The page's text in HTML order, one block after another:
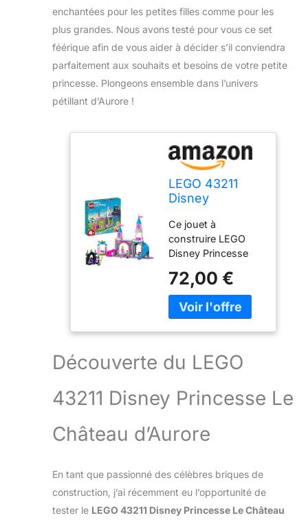
enchantées pour les petites filles comme pour les
plus grandes. Nous avons testé pour vous ce set
féérique afin de vous aider à décider s’il conviendra
parfaitement aux souhaits et besoins de votre petite
princesse. Plongeons ensemble dans l’univers
pétillant d’Aurore !
LEGO 43211
Disney
Château
d’Aurore, Jouet
pour Filles et
Garçons 4 Ans,
Figurines Belle
au Bois
Dormant,
Prince Philippe
Maléfique
Ce jouet à
construire LEGO
Disney Princesse
château avec une
piste de danse
tournante, 3 mini-
balançoire Les fans
de Disney Princesse
dans le château à
danse, la cuisine, la
et le balcon, un
toboggan Le jouet
comprend 2 mini-
72,00 €
Découverte du LEGO
43211 Disney Princesse Le
Château d’Aurore
En tant que passionné des célèbres briques de
construction, j’ai récemment eu l’opportunité de
tester le LEGO 43211 Disney Princesse Le Château